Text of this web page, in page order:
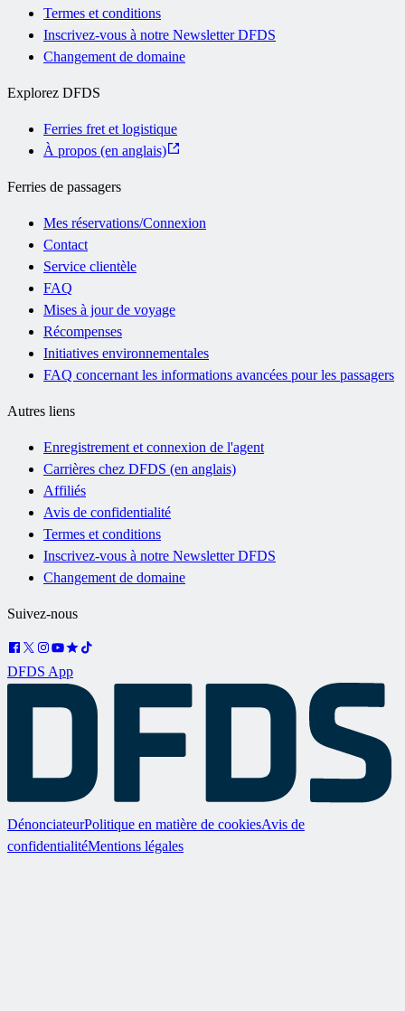
Termes et conditions
Inscrivez-vous à notre Newsletter DFDS
Changement de domaine
Explorez DFDS
Ferries fret et logistique
À propos (en anglais)
Ferries de passagers
Mes réservations/Connexion
Contact
Service clientèle
FAQ
Mises à jour de voyage
Récompenses
Initiatives environnementales
FAQ concernant les informations avancées pour les passagers
Autres liens
Enregistrement et connexion de l'agent
Carrières chez DFDS (en anglais)
Affiliés
Avis de confidentialité
Termes et conditions
Inscrivez-vous à notre Newsletter DFDS
Changement de domaine
Suivez-nous
DFDS App
DénonciateurPolitique en matière de cookiesAvis de
confidentialitéMentions légales